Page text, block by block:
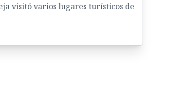
visitó varios lugares turísticos de